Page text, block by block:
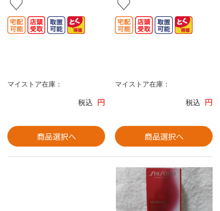
マイストア在庫：
税込 円
商品選択へ
マイストア在庫：
税込 円
商品選択へ